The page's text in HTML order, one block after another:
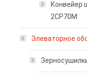
Конвейер
2СР70М
Элеваторное